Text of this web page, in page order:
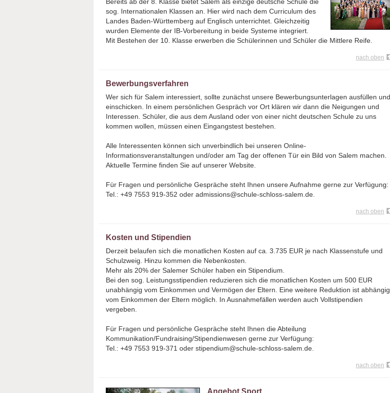
Bereits ab der 8. Klasse bietet Salem als einzige deutsche Schule die
sog. Internationalen Klassen an. Hier wird nach dem Curriculum des
Landes Baden-Württemberg auf Englisch unterrichtet. Gleichzeitig
wurden Elemente der IB-Vorbereitung in beide Systeme integriert.
Mit Bestehen der 10. Klasse erwerben die Schülerinnen und Schüler die Mittlere Reife.
nach oben
Bewerbungsverfahren
Wer sich für Salem interessiert, sollte zunächst unsere Bewerbungsunterlagen ausfüllen und
einschicken. In einem persönlichen Gespräch vor Ort klären wir dann die Neigungen und
Interessen. Schüler, die aus dem Ausland oder von einer nicht deutschen Schule zu uns
kommen wollen, müssen einen Eingangstest bestehen.
Alle Interessenten können sich unverbindlich bei unseren Online-
Informationsveranstaltungen und/oder am Tag der offenen Tür ein Bild von Salem machen.
Aktuelle Termine finden Sie auf unserer Website.
Für Fragen und persönliche Gespräche steht Ihnen unsere Aufnahme gerne zur Verfügung:
Tel.: +49 7553 919-352 oder admissions@schule-schloss-salem.de.
nach oben
Kosten und Stipendien
Derzeit belaufen sich die monatlichen Kosten auf ca. 3.735 EUR je nach Klassenstufe und
Schulzweig. Hinzu kommen die Nebenkosten.
Mehr als 20% der Salemer Schüler haben ein Stipendium.
Bei den sog. Leistungsstipendien reduzieren sich die monatlichen Kosten um 500 EUR
unabhängig vom Einkommen und Vermögen der Eltern. Eine weitere Reduktion ist abhängig
vom Einkommen der Eltern möglich. In Ausnahmefällen werden auch Vollstipendien
vergeben.
Für Fragen und persönliche Gespräche steht Ihnen die Abteilung
Kommunikation/Fundraising/Stipendienwesen gerne zur Verfügung:
Tel.: +49 7553 919-371 oder stipendium@schule-schloss-salem.de.
nach oben
Angebot Sport